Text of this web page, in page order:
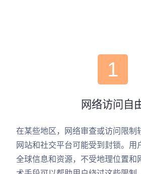
1
网络访问自
在某些地区，网络审查或访问限制
网站和社交平台可能受到封锁。用
全球信息和资源，不受地理位置和